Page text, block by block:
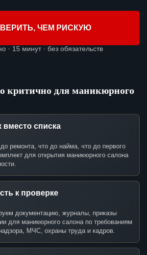
ЧЕМ РИСКУЮ
· 15 минут · без обязательств
критично для маникюрного
вместо списка
ремонта, что до найма, что до первого
для открытия маникюрного салона
к проверке
документацию, журналы, приказы
для маникюрного салона по требованиям
МЧС, охраны труда и кадров.